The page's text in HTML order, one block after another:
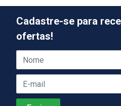
Cadastre-se para
ofertas!